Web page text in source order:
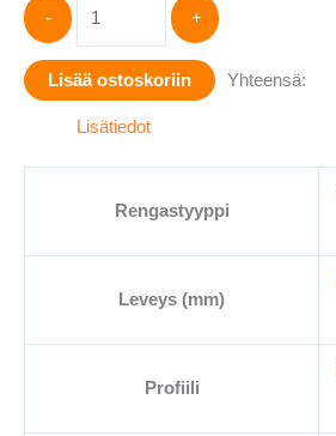
-
i*cept
RS3
(W462)
165/70-
määrä
+
Lisää ostoskoriin Yhteensä:
Lisätiedot
Rengastyyppi
Leveys (mm)
Profiili